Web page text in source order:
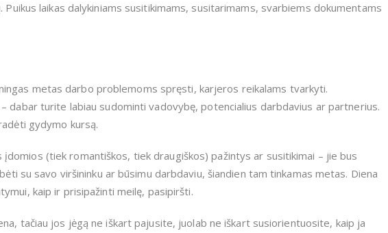
Puikus laikas dalykiniams susitikimams, susitarimams, svarbiems dokumentams
metas darbo problemoms spręsti, karjeros reikalams tvarkyti.
dabar turite labiau sudominti vadovybę, potencialius darbdavius ar partnerius.
gydymo kursą.
įdomios (tiek romantiškos, tiek draugiškos) pažintys ar susitikimai – jie bus
su savo viršininku ar būsimu darbdaviu, šiandien tam tinkamas metas. Diena
kaip ir prisipažinti meilę, pasipiršti.
tačiau jos jėgą ne iškart pajusite, juolab ne iškart susiorientuosite, kaip ja